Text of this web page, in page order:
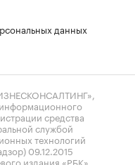
данных
средства
службой
технологий
09.12.2015
издания «РБК»